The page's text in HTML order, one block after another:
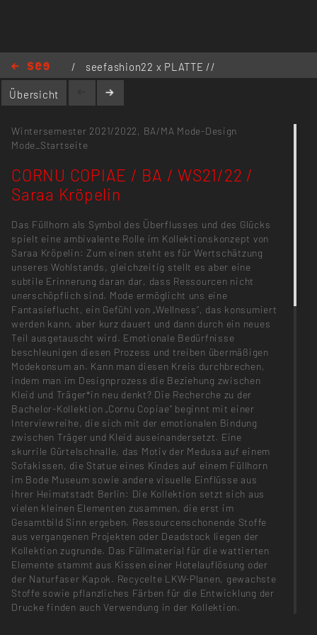
/
seefashion22 x PLATTE //
Kollektionen
WS21/22 / Saraa Kröpelin
Übersicht
Wintersemester 2021/2022, BA/MA Mode-Design
Mode_Startseite
CORNU COPIAE / BA / WS21/22 /
Saraa Kröpelin
Das Füllhorn als Symbol des Überflusses und des Glücks
spielt eine ambivalente Rolle im Kollektionskonzept von
Saraa Kröpelin: Zum einen steht es für Wertschätzung
unseres Wohlstands, gleichzeitig stellt es aber eine
subtile Erinnerung daran dar, dass Ressourcen nicht
unerschöpflich sind. Mode ermöglicht uns eine
Fantasieflucht, ein Gefühl von „Wellness“, das konsumiert
werden kann, aber kurz dauert und dann durch ein neues
Teil ausgetauscht wird. Emotionale Bedürfnisse
beschleunigen diesen Prozess und treiben übermäßigen
Modekonsum an. Kann man diesen Kreis durchbrechen,
indem man im Designprozess die Beziehung zwischen
Kleid und Träger*in neu denkt? Die Recherche zu der
Bachelor-Kollektion „Cornu Copiae“ beginnt mit einer
Interviewreihe, die sich mit der emotionalen Bindung
zwischen Träger und Kleid auseinandersetzt. Eine
skurrile Gürtelschnalle, das Motiv der Medusa auf einem
Sofakissen, die Statue eines Kindes auf einem Füllhorn
im Bode Museum sowie andere visuelle Einflüsse aus
ihrer Heimatstadt Berlin: Die Kollektion setzt sich aus
vielen kleinen Elementen zusammen, die erst im
Gesamtbild Sinn ergeben. Ressourcenschonende Stoffe
aus vergangenen Projekten oder Deadstock liegen der
Kollektion zugrunde. Das Füllmaterial für die wattierten
Elemente stammt aus Kissen einer Hotelauflösung oder
der Naturfaser Kapok. Recycelte LKW-Planen, gewachste
Stoffe sowie pflanzliches Färben für die Entwicklung der
Drucke finden auch Verwendung in der Kollektion.